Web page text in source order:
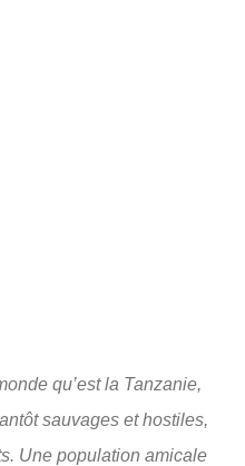
qu’est la Tanzanie,
sauvages et hostiles,
Une population amicale